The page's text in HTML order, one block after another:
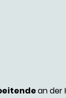
an der